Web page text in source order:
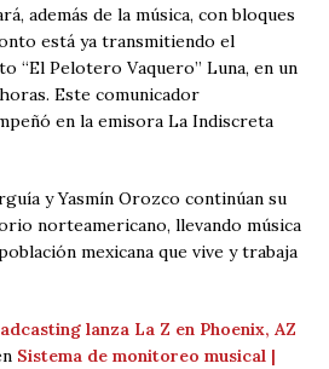
además de la música, con bloques
está ya transmitiendo el
“El Pelotero Vaquero” Luna, en un
Este comunicador
en la emisora La Indiscreta
y Yasmín Orozco continúan su
norteamericano, llevando música
mexicana que vive y trabaja
lanza La Z en Phoenix, AZ
Sistema de monitoreo musical |